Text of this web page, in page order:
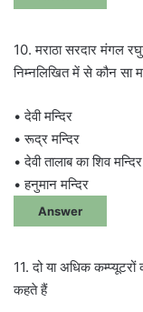
10. मराठा सरदार मंगल
निम्नलिखित में से कौन सा
• देवी मन्दिर
• रूद्र मन्दिर
• देवी तालाब का शिव मन्दिर
• हनुमान मन्दिर
Answer
11. दो या अधिक
कहते हैं